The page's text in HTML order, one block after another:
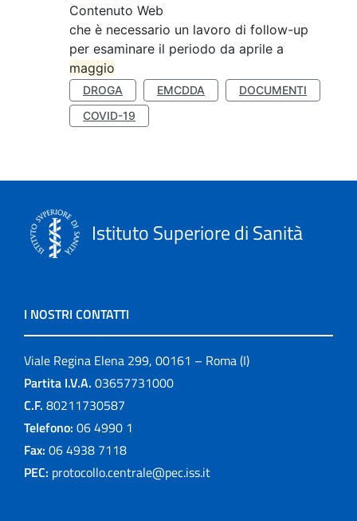
Contenuto Web
che è necessario un lavoro di follow-up
per esaminare il periodo da aprile a
maggio
DROGA EMCDDA
DOCUMENTI
COVID-19
Istituto Superiore di Sanità
I NOSTRI CONTATTI
Viale Regina Elena 299, 00161 – Roma (I)
Partita I.V.A. 03657731000
C.F. 80211730587
Telefono: 06 4990 1
Fax: 06 4938 7118
PEC: protocollo.centrale@pec.iss.it